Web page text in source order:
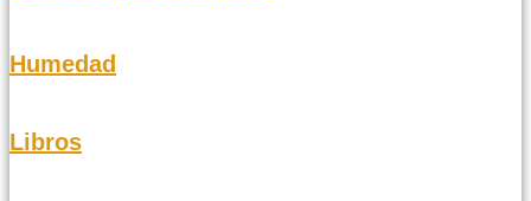
Humedad
Libros